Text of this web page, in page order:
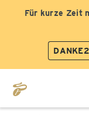
Für kurze Zeit